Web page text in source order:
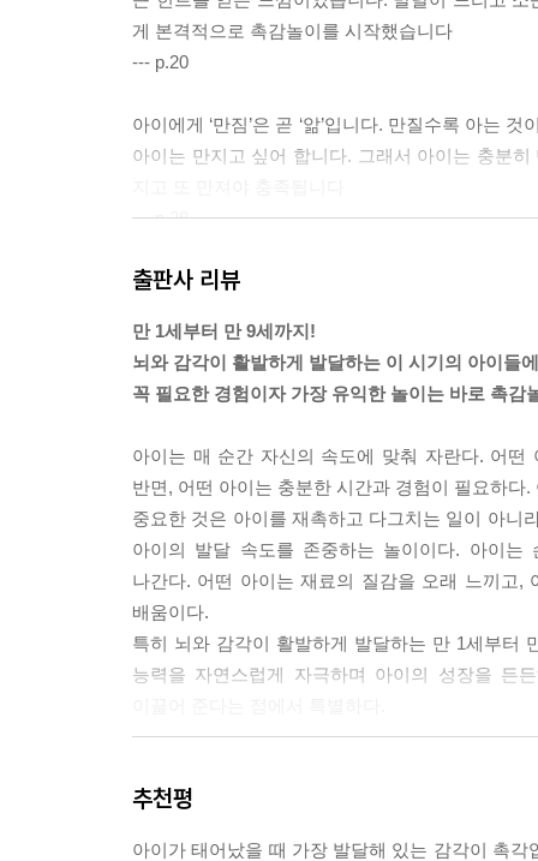
게 본격적으로 촉감놀이를 시작했습니다
--- p.20
아이에게 ‘만짐’은 곧 ‘앎’입니다. 만질수록 아는
아이는 만지고 싶어 합니다. 그래서 아이는 충분
--- p.28
이 책에 나오는 촉감놀이 재료 76가지는 되도록
기를 일으키는 항원을 잘 숙지해 두었다가 이상을
--- p.32
방을 선정합니다. 이 방에 촉감놀이용 매트나 비
니다. 깔개는 ‘대형 비닐 덮개’ 또는 ‘바닥 깔개 비
--- p.42
요점은 오늘, 지금 이 순간 아이가 보이는 반응을
서, 잘 놀고 있다면 과정에 깊이를 더하는 것에서
한 가지 확실한 것이 있어요. 어떤 유형의 아이든
손 가득 재료를 움켜쥐게 되고, 잘하던 아이가 스
도움을 받아도 됩니다. 방문 수업 선생님을 통해
다. 주말에 가족과 황톳길을 걸어도 됩니다.
출판사 리뷰
만 1세부터 만 9세까지!
뇌와 감각이 활발하게 발달하는 이 시기의 아이들
꼭 필요한 경험이자 가장 유익한 놀이는 바로 촉감
아이는 매 순간 자신의 속도에 맞춰 자란다. 어
반면, 어떤 아이는 충분한 시간과 경험이 필요하
중요한 것은 아이를 재촉하고 다그치는 일이 아니
아이의 발달 속도를 존중하는 놀이이다. 아이는
나간다. 어떤 아이는 재료의 질감을 오래 느끼고,
배움이다.
특히 뇌와 감각이 활발하게 발달하는 만 1세부터
능력을 자연스럽게 자극하며 아이의 성장을 든
추천평
아이가 태어났을 때 가장 발달해 있는 감각이 촉